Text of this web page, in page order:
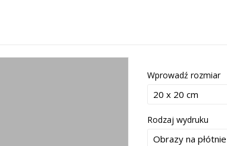
Wprowadź rozmiar
Rodzaj wydruku